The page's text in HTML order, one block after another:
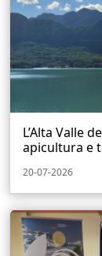
L’Alta Valle
apicultura e
20-07-2026